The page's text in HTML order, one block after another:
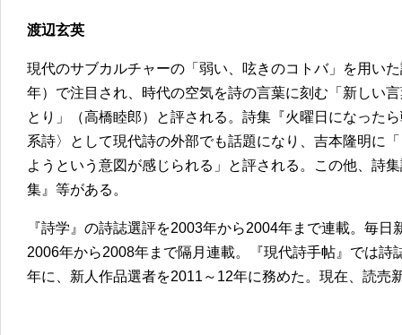
渡辺玄英
現代のサブカルチャーの「弱い、呟きのコトバ」を用い
年）で注目され、時代の空気を詩の言葉に刻む「新しい
とり」（高橋睦郎）と評される。詩集『火曜日になった
系詩〉として現代詩の外部でも話題になり、吉本隆明に
ようという意図が感じられる」と評される。この他、詩
集』等がある。
『詩学』の詩誌選評を2003年から2004年まで連載。毎
2006年から2008年まで隔月連載。『現代詩手帖』では詩
年に、新人作品選者を2011～12年に務めた。現在、読売